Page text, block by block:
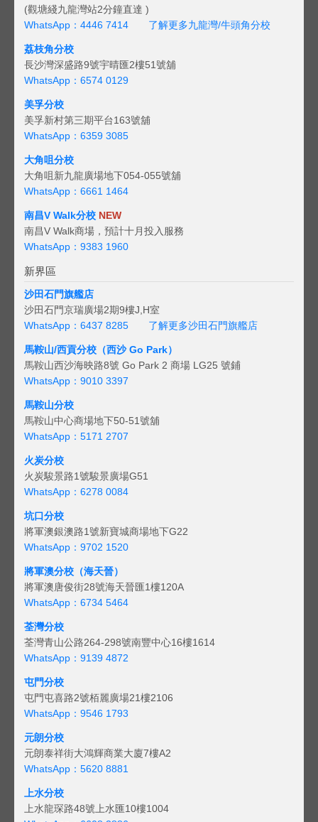
(觀塘綫九龍灣站2分鐘直達 )
WhatsApp：4446 7414
了解更多九龍灣/牛頭角分校
荔枝角分校
長沙灣深盛路9號宇晴匯2樓51號舖
WhatsApp：6574 0129
美孚分校
美孚新村第三期平台163號舖
WhatsApp：6359 3085
大角咀分校
大角咀新九龍廣場地下054-055號舖
WhatsApp：6661 1464
南昌V Walk分校 NEW
南昌V Walk商場，預計十月投入服務
WhatsApp：9383 1960
新界區
沙田石門旗艦店
沙田石門京瑞廣場2期9樓J,H室
WhatsApp：6437 8285
了解更多沙田石門旗艦店
馬鞍山/西貢分校（西沙 Go Park）
馬鞍山西沙海映路8號 Go Park 2 商場 LG25 號鋪
WhatsApp：9010 3397
馬鞍山分校
馬鞍山中心商場地下50-51號舖
WhatsApp：5171 2707
火炭分校
火炭駿景路1號駿景廣場G51
WhatsApp：6278 0084
坑口分校
將軍澳銀澳路1號新寶城商場地下G22
WhatsApp：9702 1520
將軍澳分校（海天晉）
將軍澳唐俊街28號海天晉匯1樓120A
WhatsApp：6734 5464
荃灣分校
荃灣青山公路264-298號南豐中心16樓1614
WhatsApp：9139 4872
屯門分校
屯門屯喜路2號栢麗廣場21樓2106
WhatsApp：9546 1793
元朗分校
元朗泰祥街大鴻輝商業大廈7樓A2
WhatsApp：5620 8881
上水分校
上水龍琛路48號上水匯10樓1004